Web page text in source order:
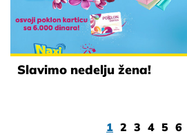
Slavimo nedelju žena!
1 2 3 4 5 6